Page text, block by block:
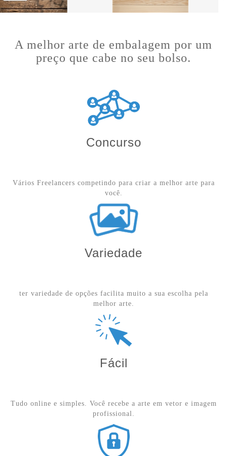
A melhor arte de embalagem por um
preço que cabe no seu bolso.
Concurso
Vários Freelancers competindo para criar a melhor arte para
você.
Variedade
ter variedade de opções facilita muito a sua escolha pela
melhor arte.
Fácil
Tudo online e simples. Você recebe a arte em vetor e imagem
profissional.